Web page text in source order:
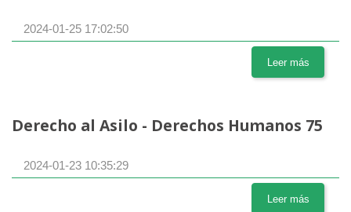
2024-01-25 17:02:50
Leer más
Derecho al Asilo - Derechos Humanos 75
2024-01-23 10:35:29
Leer más